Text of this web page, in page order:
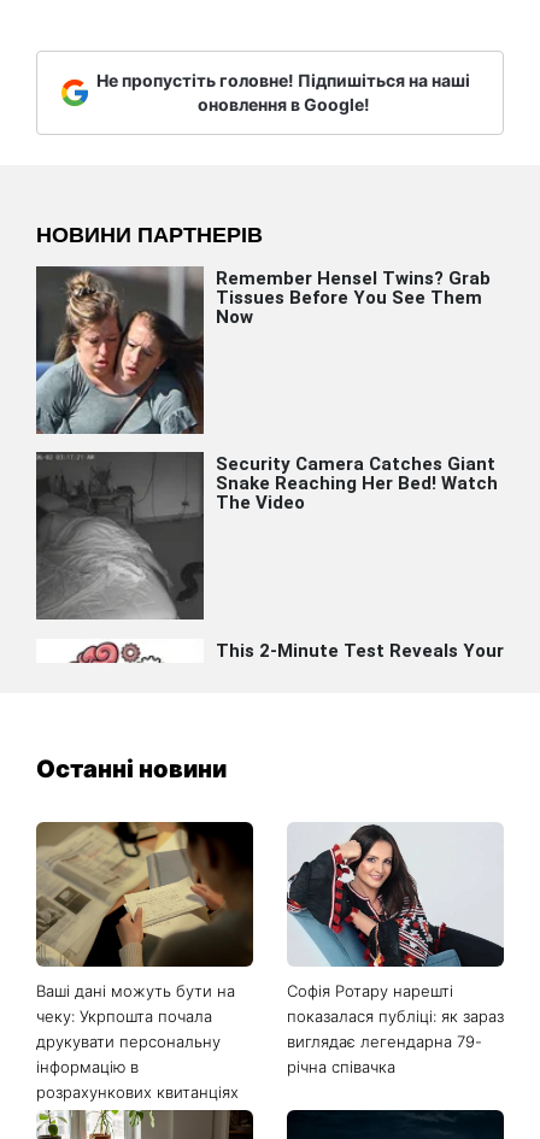
Не пропустіть головне! Підпишіться на наші
оновлення в Google!